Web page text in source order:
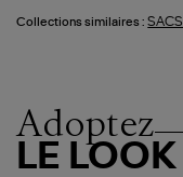
Collections similaires : SACS
Adoptez
LE LOOK